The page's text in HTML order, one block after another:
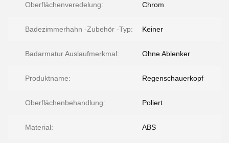
Oberflächenveredelung: Chrom
Badezimmerhahn -Zubehör -Typ: Keiner
Badarmatur Auslaufmerkmal: Ohne Ablenker
Produktname: Regenschauerkopf
Oberflächenbehandlung: Poliert
Material: ABS